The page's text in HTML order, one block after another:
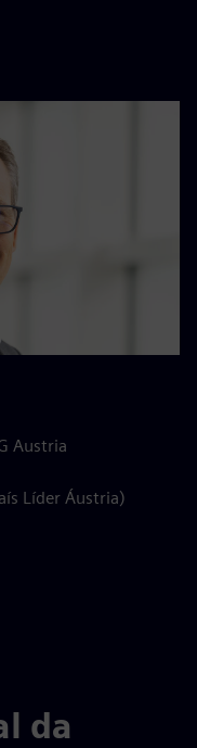
Austria
Líder Áustria)
da